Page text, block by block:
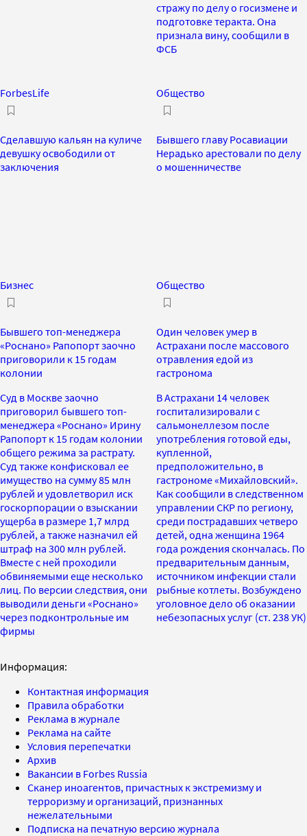
стражу по делу о госизмене и
подготовке теракта. Она
признала вину, сообщили в
ФСБ
ForbesLife
Сделавшую кальян на куличе
девушку освободили от
заключения
Общество
Бывшего главу Росавиации
Нерадько арестовали по делу
о мошенничестве
Бизнес
Бывшего топ-менеджера
«Роснано» Рапопорт заочно
приговорили к 15 годам
колонии
Суд в Москве заочно
приговорил бывшего топ-
менеджера «Роснано» Ирину
Рапопорт к 15 годам колонии
общего режима за растрату.
Суд также конфисковал ее
имущество на сумму 85 млн
рублей и удовлетворил иск
госкорпорации о взыскании
ущерба в размере 1,7 млрд
рублей, а также назначил ей
штраф на 300 млн рублей.
Вместе с ней проходили
обвиняемыми еще несколько
лиц. По версии следствия, они
выводили деньги «Роснано»
через подконтрольные им
фирмы
Общество
Один человек умер в
Астрахани после массового
отравления едой из
гастронома
В Астрахани 14 человек
госпитализировали с
сальмонеллезом после
употребления готовой еды,
купленной,
предположительно, в
гастрономе «Михайловский».
Как сообщили в следственном
управлении СКР по региону,
среди пострадавших четверо
детей, одна женщина 1964
года рождения скончалась. По
предварительным данным,
источником инфекции стали
рыбные котлеты. Возбуждено
уголовное дело об оказании
небезопасных услуг (ст. 238 УК)
Информация:
Контактная информация
Правила обработки
Реклама в журнале
Реклама на сайте
Условия перепечатки
Архив
Вакансии в Forbes Russia
Сканер иноагентов, причастных к экстремизму и
терроризму и организаций, признанных
нежелательными
Подписка на печатную версию журнала